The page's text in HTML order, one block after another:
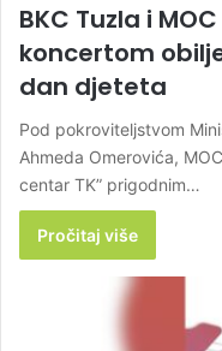
BKC Tuzla i
koncertom
dan djeteta
Pod pokroviteljstvom
Ahmeda Omerovića,
centar TK” prigodnim…
Pročitaj više